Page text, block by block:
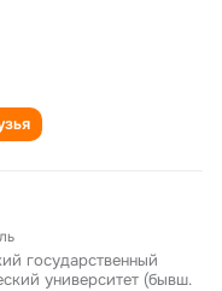
государственный
университет (бывш.